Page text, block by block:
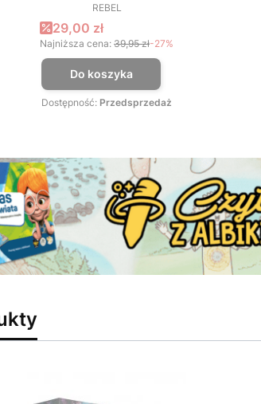
PRODUCENT
REBEL
Cena promocyjna
29,00 zł
Najniższa cena: 39,95 zł-27%
Do koszyka
Dostępność: Przedsprzedaż